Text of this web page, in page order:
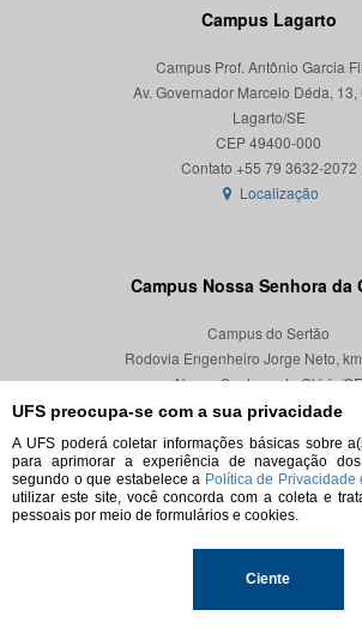
UFS preocupa-se com a sua privacidade
A UFS poderá coletar informações básicas sobre
para aprimorar a experiência de navegação
segundo o que estabelece a Política de Privacidade
utilizar este site, você concorda com a coleta e
pessoais por meio de formulários e cookies.
Ciente
Campus Lagarto
Campus Prof. Antônio Garcia
Av. Governador Marcelo Déda, 13,
Lagarto/SE
CEP 49400-000
Localização
Campus Nossa Senhora da
Campus do Sertão
Rodovia Engenheiro Jorge Neto,
Nossa Senhora da Glória/SE
CEP 49680-000
Localização
© 2026. Todos os direitos
Universidade Federal de